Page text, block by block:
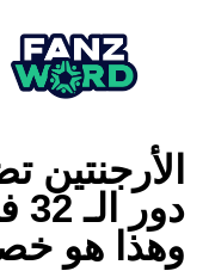
الأرجنتين
وهذا هو